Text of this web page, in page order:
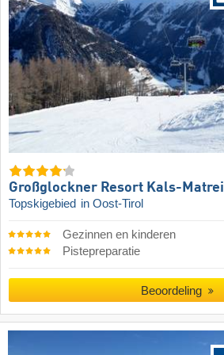
Großglockner Resort Kals-Matrei
Topskigebied in Oost-Tirol
Gezinnen en kinderen
Pistepreparatie
Beoordeling